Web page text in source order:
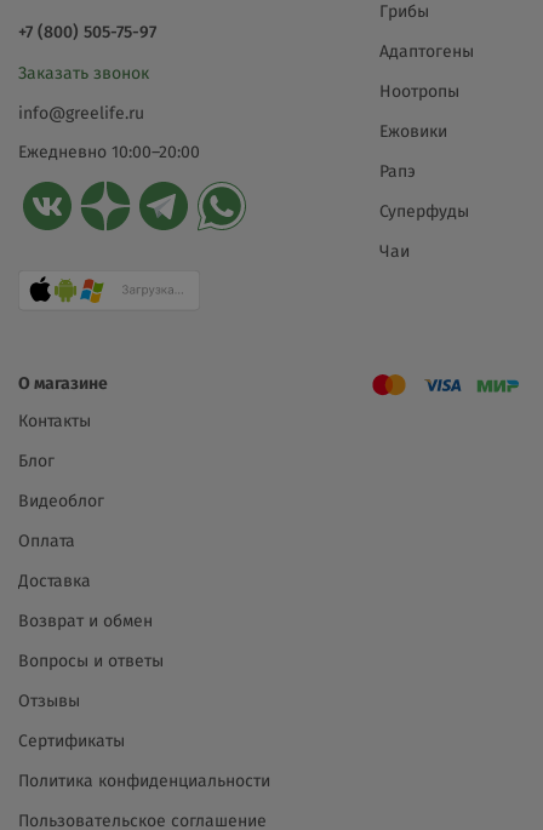
+7 (800) 505-75-97
Заказать звонок
info@greelife.ru
Ежедневно 10:00–20:00
Грибы
Адаптогены
Ноотропы
Ежовики
Рапэ
Суперфуды
Чаи
О магазине
Контакты
Блог
Видеоблог
Оплата
Доставка
Возврат и обмен
Вопросы и ответы
Отзывы
Сертификаты
Политика конфиденциальности
Пользовательское соглашение